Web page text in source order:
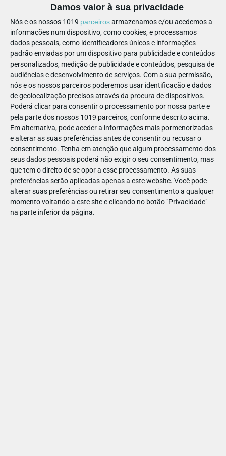
Damos valor à sua privacidade
Nós e os nossos 1019 parceirosarmazenamos e/ou acedemos a
informações num dispositivo, como cookies, e processamos
dados pessoais, como identificadores únicos e informações
padrão enviadas por um dispositivo para publicidade e conteúdos
personalizados, medição de publicidade e conteúdos, pesquisa de
audiências e desenvolvimento de serviços. Com a sua permissão,
nós e os nossos parceiros poderemos usar identificação e dados
de geolocalização precisos através da procura de dispositivos.
Poderá clicar para consentir o processamento por nossa parte e
pela parte dos nossos 1019 parceiros, conforme descrito acima.
Em alternativa, pode aceder a informações mais pormenorizadas
e alterar as suas preferências antes de consentir ou recusar o
consentimento. Tenha em atenção que algum processamento dos
seus dados pessoais poderá não exigir o seu consentimento, mas
que tem o direito de se opor a esse processamento. As suas
preferências serão aplicadas apenas a este website. Você pode
alterar suas preferências ou retirar seu consentimento a qualquer
momento voltando a este site e clicando no botão "Privacidade"
na parte inferior da página.
Onde comprar roupa para bebé que junte conforto e
a maior ternura?
Entre mudas, sestas e rotinas novas, o que os pais
mais procuram com a chegada de um bebé é simples:
…
PARA BEBÉS
MERCADINHO